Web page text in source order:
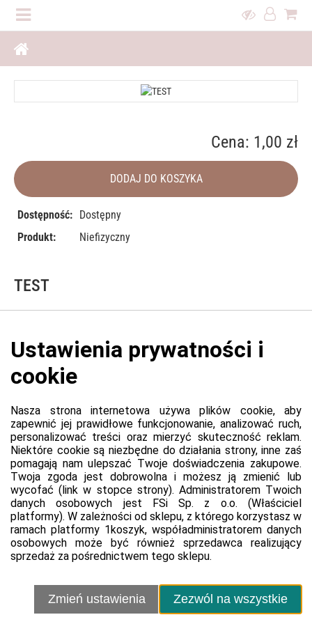
TEST
Cena: 1,00 zł
DODAJ DO KOSZYKA
Dostępność: Dostępny
Produkt:
Niefizyczny
Platforma
Informacje o platformie
Polityka prywatności platformy
Zgłoś błąd lub naruszenie
Ustawienia cookie
Sprzedawca
Regulamin sprzedawcy
Kontakt